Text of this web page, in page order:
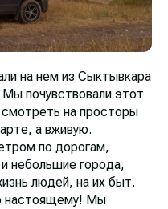
на нем из Сыктывкара
почувствовали этот
на просторы
а вживую.
по дорогам,
небольшие города,
людей, на их быт.
настоящему! Мы